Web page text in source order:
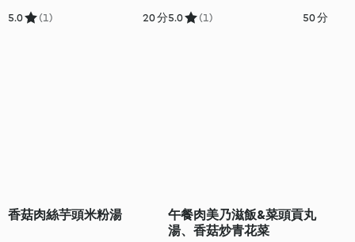
5.0 (1) 20 分5.0 (1) 50 分
香菇肉絲芋頭米粉湯
午餐肉美乃滋飯&菜頭貢丸
湯、香菇炒青花菜